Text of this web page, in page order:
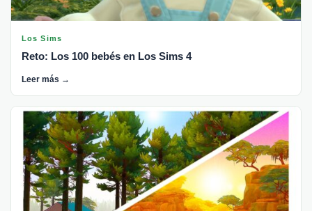
Los Sims
Reto: Los 100 bebés en Los Sims 4
Leer más →